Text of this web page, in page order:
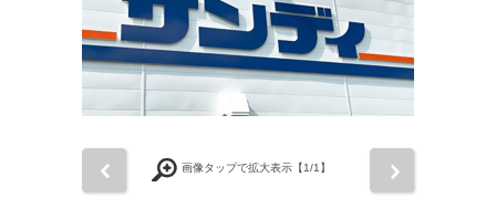
画像タップで拡大表示【1/1】